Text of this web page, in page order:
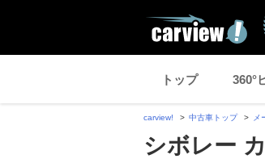
トップ 360°
carview! 中古車トップ メ
シボレー